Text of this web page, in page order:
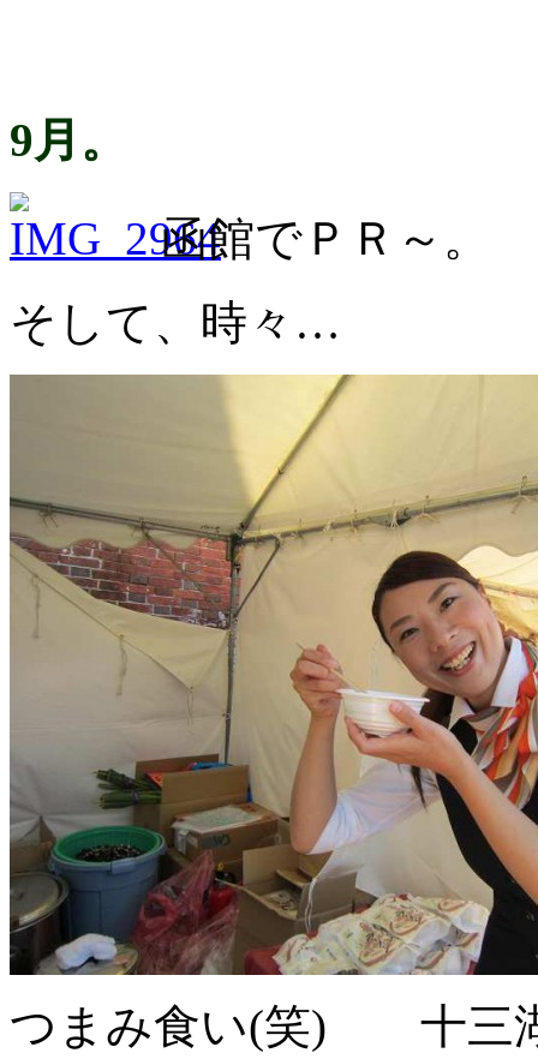
9月。
函館でＰＲ～。
そして、時々…
つまみ食い(笑) 十三